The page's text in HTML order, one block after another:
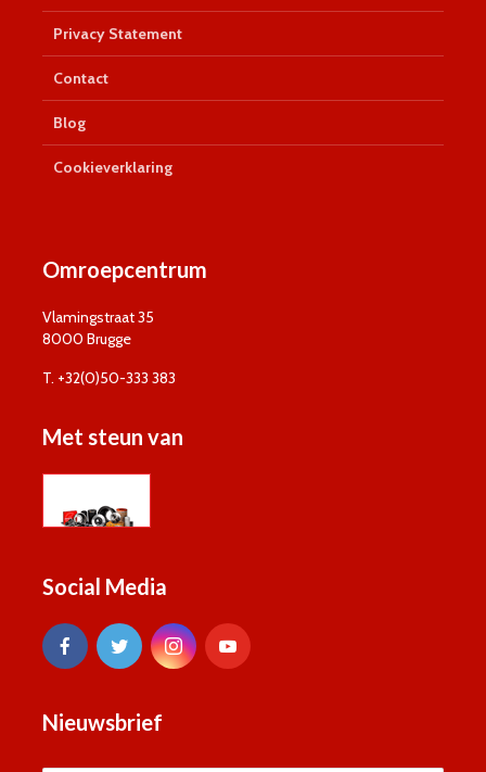
Privacy Statement
Contact
Blog
Cookieverklaring
Omroepcentrum
Vlamingstraat 35
8000 Brugge
T. +32(0)50-333 383
Met steun van
Social Media
Nieuwsbrief